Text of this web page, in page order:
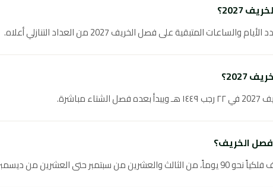
2027؟
المتبقية على فصل الخريف 2027 من العداد التنازلي أعلاه.
2027؟
مباشرة.
الخريف؟
من سبتمبر حتى العشرين من ديسمبر.